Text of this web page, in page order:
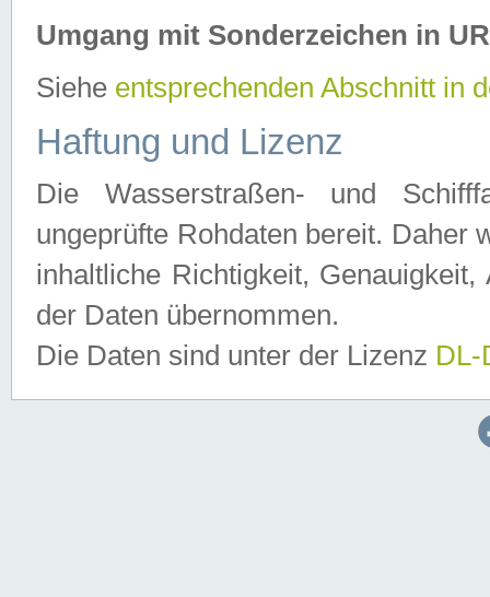
Umgang mit Sonderzeichen in
Siehe entsprechenden Abschnitt in
Haftung und Lizenz
Die Wasserstraßen- und
ungeprüfte Rohdaten bereit. Daher
inhaltliche Richtigkeit,
der Daten übernommen.
Die Daten sind unter der Lizenz